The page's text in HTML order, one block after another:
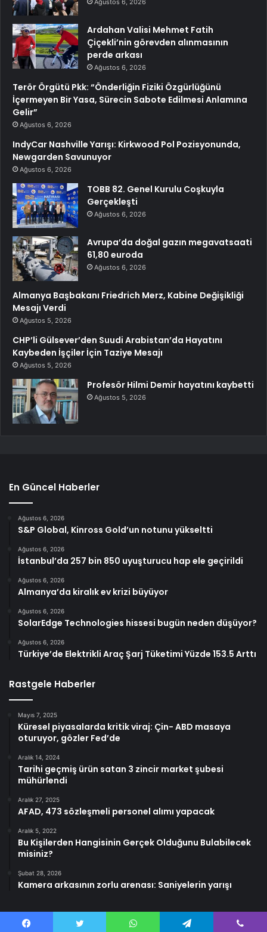
Ağustos 6, 2026
Ardahan Valisi Mehmet Fatih
Çiçekli’nin görevden alınmasının
perde arkası
Ağustos 6, 2026
Terör Örgütü Pkk: “Önderliğin Fiziki Özgürlüğünü
İçermeyen Bir Yasa, Sürecin Sabote Edilmesi Anlamına
Gelir”
Ağustos 6, 2026
IndyCar Nashville Yarışı: Kirkwood Pol Pozisyonunda,
Newgarden Savunuyor
Ağustos 6, 2026
TOBB 82. Genel Kurulu Coşkuyla
Gerçekleşti
Ağustos 6, 2026
Avrupa’da doğal gazın megavatsaati
61,80 euroda
Ağustos 6, 2026
Almanya Başbakanı Friedrich Merz, Kabine Değişikliği
Mesajı Verdi
Ağustos 5, 2026
CHP’li Gülsever’den Suudi Arabistan’da Hayatını
Kaybeden İşçiler İçin Taziye Mesajı
Ağustos 5, 2026
Profesör Hilmi Demir hayatını kaybetti
Ağustos 5, 2026
En Güncel Haberler
Ağustos 6, 2026
S&P Global, Kinross Gold’un notunu yükseltti
Ağustos 6, 2026
İstanbul’da 257 bin 850 uyuşturucu hap ele geçirildi
Ağustos 6, 2026
Almanya’da kiralık ev krizi büyüyor
Ağustos 6, 2026
SolarEdge Technologies hissesi bugün neden düşüyor?
Ağustos 6, 2026
Türkiye’de Elektrikli Araç Şarj Tüketimi Yüzde 153.5 Arttı
Rastgele Haberler
Mayıs 7, 2025
Küresel piyasalarda kritik viraj: Çin- ABD masaya
oturuyor, gözler Fed’de
Aralık 14, 2024
Tarihi geçmiş ürün satan 3 zincir market şubesi
mühürlendi
Aralık 27, 2025
AFAD, 473 sözleşmeli personel alımı yapacak
Aralık 5, 2022
Bu Kişilerden Hangisinin Gerçek Olduğunu Bulabilecek
misiniz?
Şubat 28, 2026
Kamera arkasının zorlu arenası: Saniyelerin yarışı